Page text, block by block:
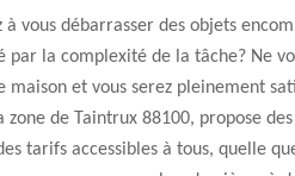
à vous débarrasser des objets
par la complexité de la tâche? Ne
maison et vous serez pleinement
zone de Taintrux 88100, propose
tarifs accessibles à tous, quelle